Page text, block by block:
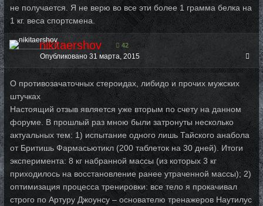
не получается. Я не верю во все эти более 1 грамма белка на
1 кг. веса спортсмена.
nikitaershov 42
Опубликовано 31 марта, 2015
О противозачаточных стероидах, либидо и прочих мужских
штучках
Настоящий отзыв является уже вторым по счету на данном
форуме. В прошлый раз мною были затронуты несколько
актуальных тем: 1) испытание одного лишь Тайского анабола
от Бритишь Фармасьютикл (200 таблеток на 30 дней). Итоги
эксперимента: 8 кг набранной массы (из которых 3 кг
приходилось на восстановление ранее утраченной массы); 2)
оптимизация процесса тренировки: все тело я прокачивал
строго по Артуру Джоунсу – основателю тренажеров Наутилус